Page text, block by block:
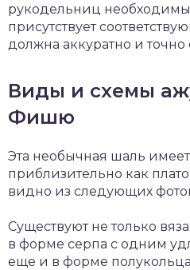
рукодельниц
присутствует
должна аккуратно и точно
Виды и схемы
Фишю
Эта необычная шаль
приблизительно как
видно из следующих
Существуют не только
в форме серпа с одним
еще и в форме